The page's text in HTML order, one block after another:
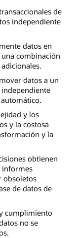
de
independiente
datos en
una combinación
datos a un
y los
y la costosa
y la
obtienen
informes
obsoletos
de datos de
cumplimiento
no se